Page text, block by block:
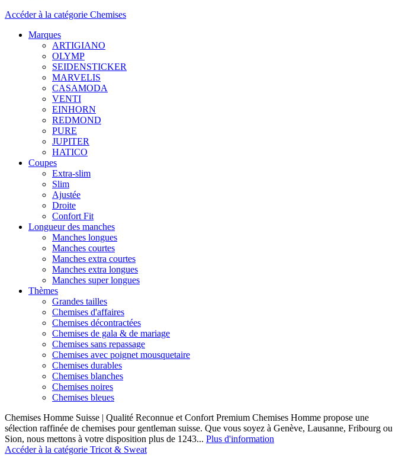
Accéder à la catégorie Chemises
Marques
ARTIGIANO
OLYMP
SEIDENSTICKER
MARVELIS
CASAMODA
VENTI
EINHORN
REDMOND
PURE
JUPITER
HATICO
Coupes
Extra-slim
Slim
Ajustée
Droite
Confort Fit
Longueur des manches
Manches longues
Manches courtes
Manches extra courtes
Manches extra longues
Manches super longues
Thèmes
Grandes tailles
Chemises d'affaires
Chemises décontractées
Chemises de gala & de mariage
Chemises sans repassage
Chemises avec poignet mousquetaire
Chemises durables
Chemises blanches
Chemises noires
Chemises bleues
Chemises Homme Suisse | Qualité Reconnue et Confort Premium Chemises Homme propose une
sélection raffinée de chemises pour gentleman suisse. Que vous soyez à Genève, Lausanne, Fribourg ou
Sion, nous mettons à votre disposition plus de 1243... Plus d'information
Accéder à la catégorie Tricot & Sweat